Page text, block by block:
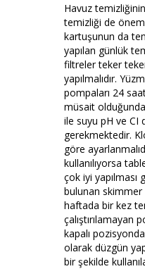
Havuz
temizliği de
kartuşunun da
yapılan günlük
filtreler teker
yapılmalıdır.
pompaları 24
müsait
ile suyu pH ve CI
gerekmektedir.
göre
kullanılıyorsa
çok iyi yapılması
bulunan skimmer
haftada bir kez
çalıştırılamayan
kapalı
olarak düzgün
bir şekilde